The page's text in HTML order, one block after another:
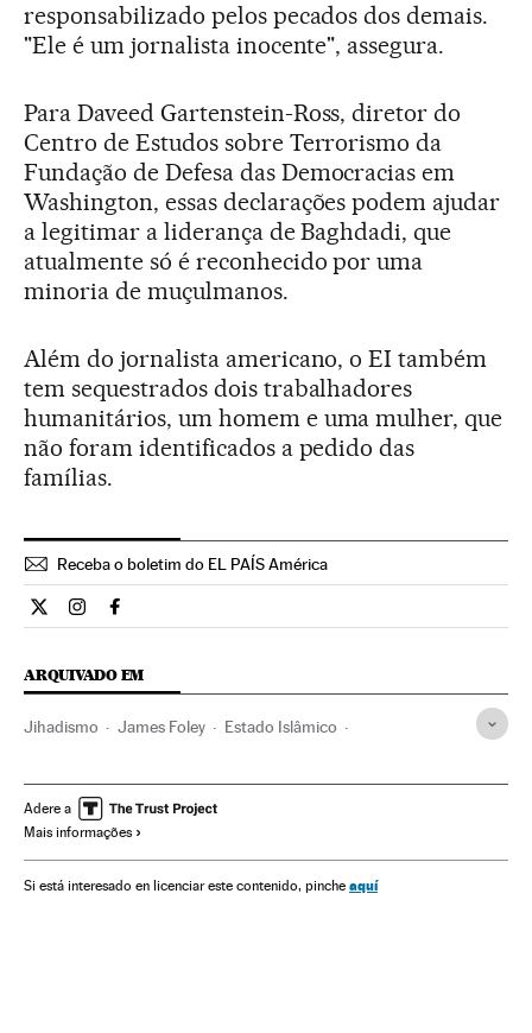
responsabilizado pelos pecados dos demais.
"Ele é um jornalista inocente", assegura.
Para Daveed Gartenstein-Ross, diretor do
Centro de Estudos sobre Terrorismo da
Fundação de Defesa das Democracias em
Washington, essas declarações podem ajudar
a legitimar a liderança de Baghdadi, que
atualmente só é reconhecido por uma
minoria de muçulmanos.
Além do jornalista americano, o EI também
tem sequestrados dois trabalhadores
humanitários, um homem e uma mulher, que
não foram identificados a pedido das
famílias.
Receba o boletim do EL PAÍS América
Internacional El País Brasil en Twitter
Internacional El País Brasil en Instagram
Internacional El País Brasil en Facebook
ARQUIVADO EM
Jihadismo James Foley Estado Islâmico
terrorismo islâmico Jornalismo
Grupos terroristas
Terrorismo Conflitos América Meios comunicação
Adere a
Mais informações
Si está interesado en licenciar este contenido, pinche aquí